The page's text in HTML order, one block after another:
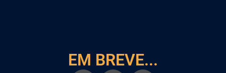
EM BREVE...